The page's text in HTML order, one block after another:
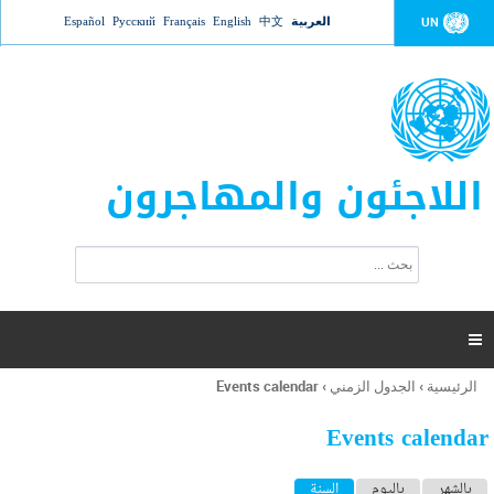
Jump to navigation UN العربية 中文
English
Français
Русский
Español
اللاجئون والمهاجرون
ت
ر
ل
ح
ب

أنت
هنا
الرئيسية › الجدول الزمني ›
Events calendar
Events calendar